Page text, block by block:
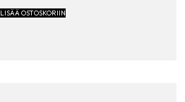
LISÄÄ OSTOSKORIIN